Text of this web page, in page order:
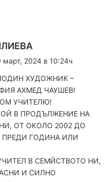
а
а
:
март, 2024 в 10:24ч
ХУДОЖНИК –
АХМЕД ЧАУШЕВ!
УЧИТЕЛЮ!
В ПРОДЪЛЖЕНИЕ НА
ОТ ОКОЛО 2002 ДО
ГОДИНА ИЛИ
В СЕМЙСТВОТО НИ,
И СИЛНО